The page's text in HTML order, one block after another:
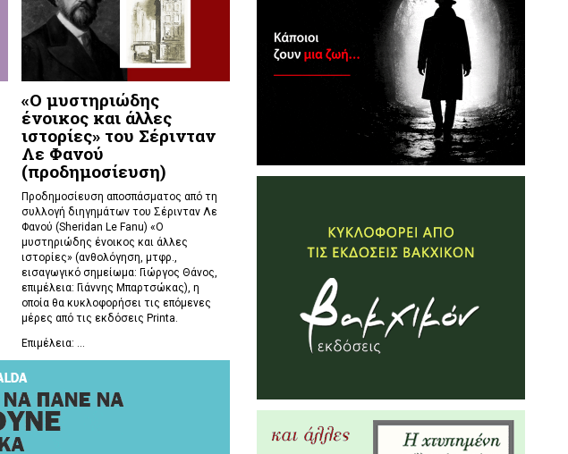
«Ο μυστηριώδης
ένοικος και άλλες
ιστορίες» του Σέρινταν
Λε Φανού
(προδημοσίευση)
Προδημοσίευση αποσπάσματος από τη
συλλογή διηγημάτων του Σέρινταν Λε
Φανού (Sheridan Le Fanu) «Ο
μυστηριώδης ένοικος και άλλες
ιστορίες» (ανθολόγηση, μτφρ.,
εισαγωγικό σημείωμα: Γιώργος Θάνος,
επιμέλεια: Γιάννης Μπαρτσώκας), η
οποία θα κυκλοφορήσει τις επόμενες
μέρες από τις εκδόσεις Printa.
Επιμέλεια: ...